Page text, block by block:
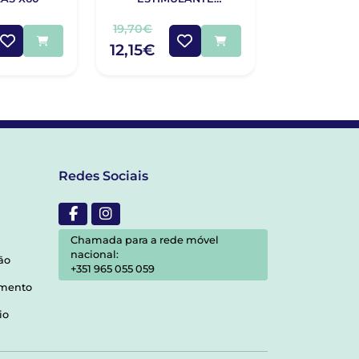
200ML
19,70€
12,15€
Redes Sociais
Chamada para a rede móvel
nacional:
+351 965 055 059